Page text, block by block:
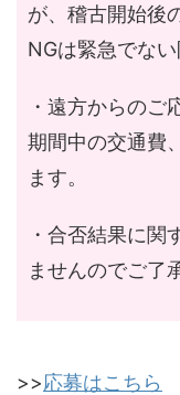
が、稽古開始後
NGは緊急でない
・遠方からのご
期間中の交通費
ます。
・合否結果に関
ませんのでご了
>>応募はこちら